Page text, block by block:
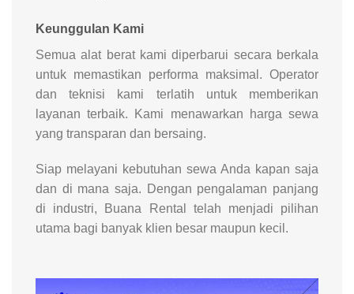
Keunggulan Kami
Semua alat berat kami diperbarui secara berkala
untuk memastikan performa maksimal. Operator
dan teknisi kami terlatih untuk memberikan
layanan terbaik. Kami menawarkan harga sewa
yang transparan dan bersaing.
Siap melayani kebutuhan sewa Anda kapan saja
dan di mana saja. Dengan pengalaman panjang
di industri, Buana Rental telah menjadi pilihan
utama bagi banyak klien besar maupun kecil.